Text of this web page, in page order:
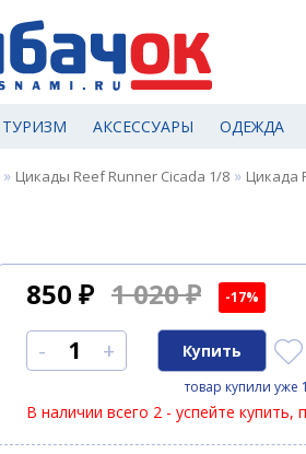
ТУРИЗМ АКСЕССУАРЫ ОДЕЖДА
» Цикады Reef Runner Cicada 1/8 » Цикада
850 ₽ 1 020 ₽ -17%
- +
товар купили уже
В наличии всего 2 - успейте купить,